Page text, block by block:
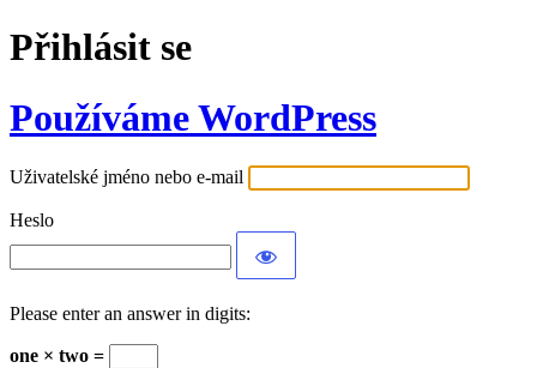
Přihlásit se
Používáme WordPress
Uživatelské jméno nebo e-mail
Heslo
Please enter an answer in digits:
one × two =